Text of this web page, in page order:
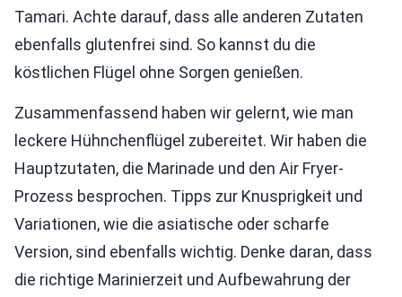
Tamari. Achte darauf, dass alle anderen Zutaten
ebenfalls glutenfrei sind. So kannst du die
köstlichen Flügel ohne Sorgen genießen.
Zusammenfassend haben wir gelernt, wie man
leckere Hühnchenflügel zubereitet. Wir haben die
Hauptzutaten, die Marinade und den Air Fryer-
Prozess besprochen. Tipps zur Knusprigkeit und
Variationen, wie die asiatische oder scharfe
Version, sind ebenfalls wichtig. Denke daran, dass
die richtige Marinierzeit und Aufbewahrung der